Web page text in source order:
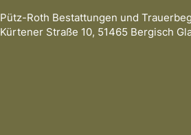
Pütz-Roth Bestattungen und
Kürtener Straße 10, 51465 Bergisch